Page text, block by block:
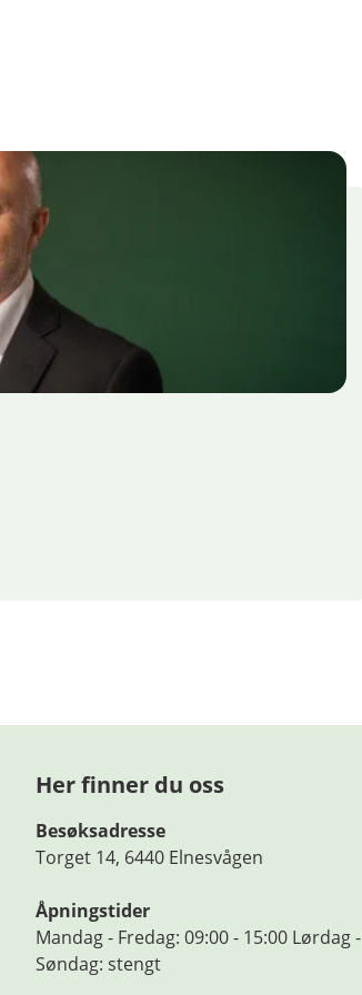
Her finner du oss
Besøksadresse
Torget 14, 6440 Elnesvågen
Åpningstider
Mandag - Fredag: 09:00 - 15:00 Lørdag -
Søndag: stengt